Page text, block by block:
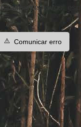
totalmente novos,
⚠️ Comunicar erro